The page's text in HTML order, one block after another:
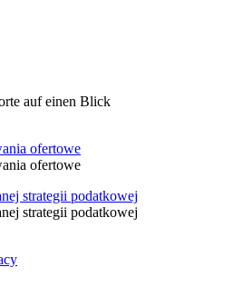
auf einen Blick
ofertowe
ofertowe
strategii podatkowej
strategii podatkowej